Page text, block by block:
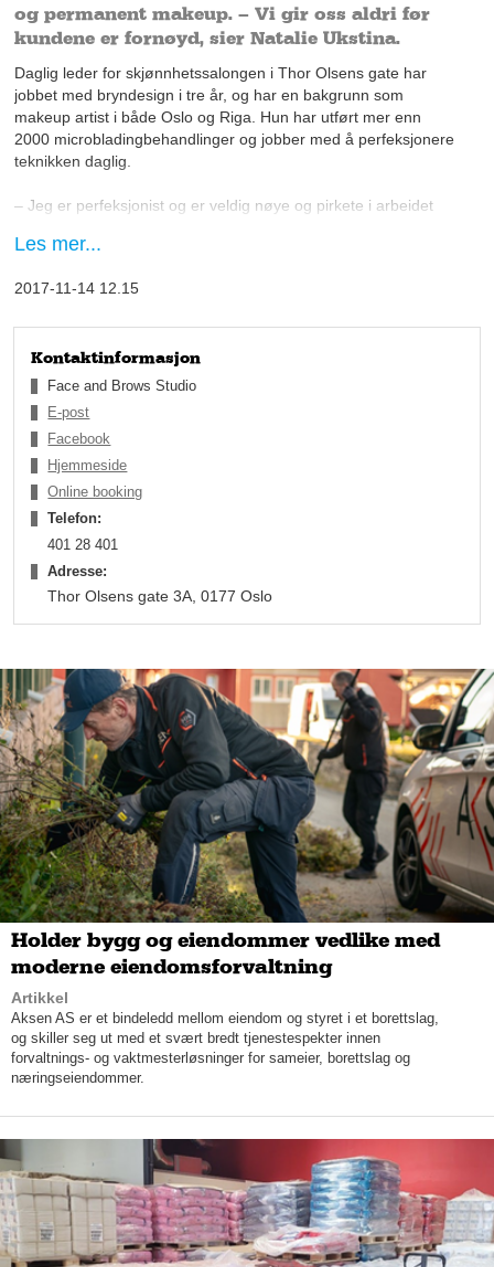
og permanent makeup. – Vi gir oss aldri før
kundene er fornøyd, sier Natalie Ukstina.
Daglig leder for skjønnhetssalongen i Thor Olsens gate har
jobbet med bryndesign i tre år, og har en bakgrunn som
makeup artist i både Oslo og Riga. Hun har utført mer enn
2000 microbladingbehandlinger og jobber med å perfeksjonere
teknikken daglig.
– Jeg er perfeksjonist og er veldig nøye og pirkete i arbeidet
fornøyd så lar jeg aldri en kunde gå før vi begge er fornøyd
Microblading, også kjent som microstroking og feathering, er
en form for semi-permanent makeup der det lages små snitt og
implanteres pigment i huden for å helt eller delvis kamuflere
manglende øyenbryn ved hjelp av simulerende hårstrå.
Foruten microblading tilbyr Face and Brows Studio blant annet
vippextensions, profesjonell makeup til både daglig og fest,
forming og farge av bryn, og permanent makeup på lepper.
Natalie forteller at de nå har en kampanje på microblading og
tilbyr hovedbehandlingen for halv pris på 2250,- som også kan
Les mer...
2017-11-14 12.15
Kontaktinformasjon
Face and Brows Studio
E-post
Facebook
Hjemmeside
Online booking
Telefon:
401 28 401
Adresse:
Thor Olsens gate 3A, 0177 Oslo
Holder bygg og eiendommer vedlike med
moderne eiendomsforvaltning
Artikkel
Aksen AS er et bindeledd mellom eiendom og styret i et borettslag,
og skiller seg ut med et svært bredt tjenestespekter innen
forvaltnings- og vaktmesterløsninger for sameier, borettslag og
næringseiendommer.